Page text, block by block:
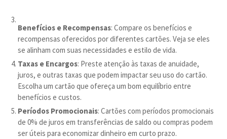
Benefícios e Recompensas: Compare os benefícios e
recompensas oferecidos por diferentes cartões. Veja se eles
se alinham com suas necessidades e estilo de vida.
Taxas e Encargos: Preste atenção às taxas de anuidade,
juros, e outras taxas que podem impactar seu uso do cartão.
Escolha um cartão que ofereça um bom equilíbrio entre
benefícios e custos.
Períodos Promocionais: Cartões com períodos promocionais
de 0% de juros em transferências de saldo ou compras podem
ser úteis para economizar dinheiro em curto prazo.